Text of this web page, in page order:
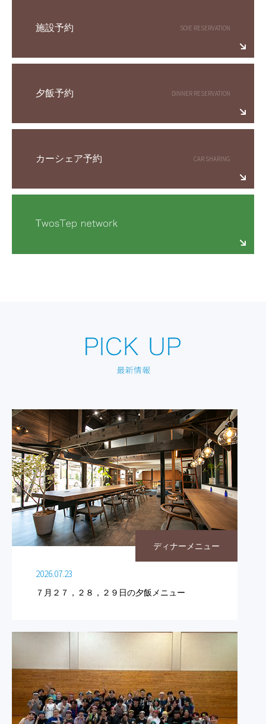
施設予約
夕飯予約
カーシェア予約
ディナーメニュー
2026.07.23
７月２７，２８，２９日の夕飯メニュー